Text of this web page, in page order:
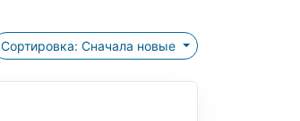
Сортировка: Сначала новые